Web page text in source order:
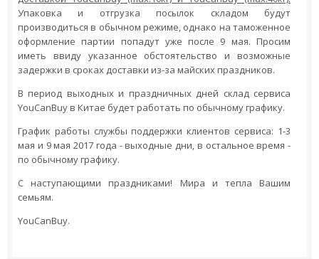
Упаковка и отгрузка посылок складом будут
производиться в обычном режиме, однако на таможенное
оформление партии попадут уже после 9 мая. Просим
иметь ввиду указанное обстоятельство и возможные
задержки в сроках доставки из-за майских праздников.
В период выходных и праздничных дней склад сервиса
YouCanBuy в Китае будет работать по обычному графику.
График работы службы поддержки клиентов сервиса: 1-3
мая и 9 мая 2017 года - выходные дни, в остальное время -
по обычному графику.
С наступающими праздниками! Мира и тепла Вашим
семьям.
YouCanBuy.